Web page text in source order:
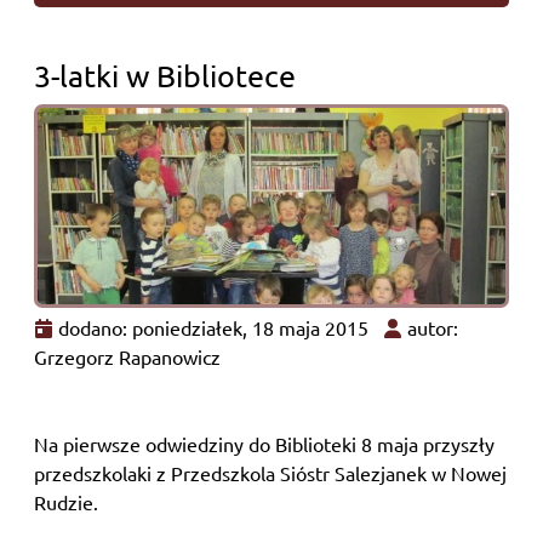
3-latki w Bibliotece
dodano: poniedziałek, 18 maja 2015
autor:
Grzegorz Rapanowicz
Na pierwsze odwiedziny do Biblioteki 8 maja przyszły
przedszkolaki z Przedszkola Sióstr Salezjanek w Nowej
Rudzie.